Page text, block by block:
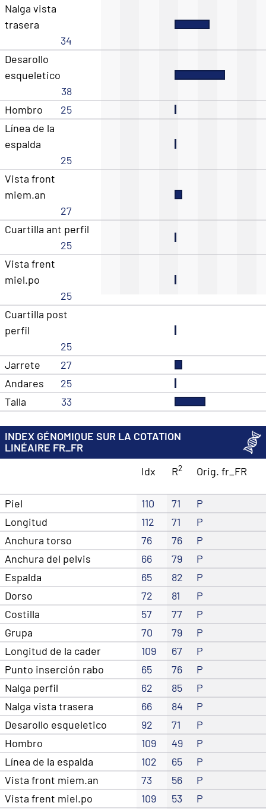
Nalga vista
trasera
34
Desarollo
esqueletico
38
Hombro
25
Línea de la
espalda
25
Vista front
miem.an
27
Cuartilla ant perfil
25
Vista frent
miel.po
25
Cuartilla post
perfil
25
Jarrete
27
Andares
25
Talla
33
INDEX GÉNOMIQUE SUR LA COTATION
LINÉAIRE FR_FR
Idx
R2 Orig. fr_FR
Piel 110 71
P
Longitud
112 71
P
Anchura torso
76 76
P
Anchura del pelvis
66 79
P
Espalda
65 82
P
Dorso
72 81
P
Costilla
57 77
P
Grupa
70 79
P
Longitud de la cader
109 67
P
Punto inserción rabo
65 76
P
Nalga perfil
62 85
P
Nalga vista trasera
66 84
P
Desarollo esqueletico
92 71
P
Hombro
109 49
P
Línea de la espalda
102 65
P
Vista front miem.an
73 56
P
Vista frent miel.po
109 53
P